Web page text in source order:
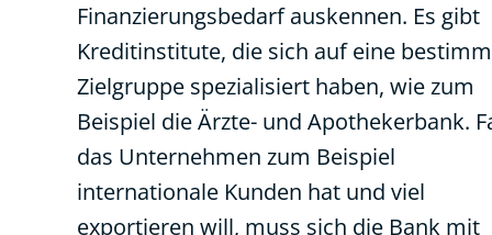
Finanzierungsbedarf auskennen. Es gibt
Kreditinstitute, die sich auf eine
Zielgruppe spezialisiert haben, wie zum
Beispiel die Ärzte- und Apothekerbank.
das Unternehmen zum Beispiel
internationale Kunden hat und viel
exportieren will, muss sich die Bank mit